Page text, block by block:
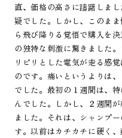
直、価格の高さに躊躇しま
疑でした。しかし、このま
ら飛び降りる覚悟で購入を
の独特な刺激に驚きました
リピリとした電気が走る感
のです。痛いというよりは
でした。最初の１週間は、
んでした。しかし、２週間
ました。それは、シャンプ
す。以前はカチカチに硬く